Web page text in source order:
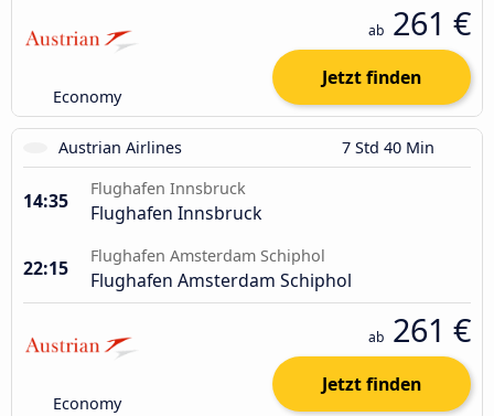
Economy
ab 261 €
Jetzt finden
Austrian Airlines 7 Std 40 Min
14:35
Flughafen Innsbruck
Flughafen Innsbruck
22:15
Flughafen Amsterdam Schiphol
Flughafen Amsterdam Schiphol
Economy
ab 261 €
Jetzt finden